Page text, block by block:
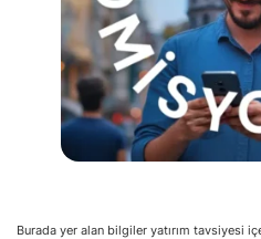
Burada yer alan bilgiler yatırım tavsiyesi